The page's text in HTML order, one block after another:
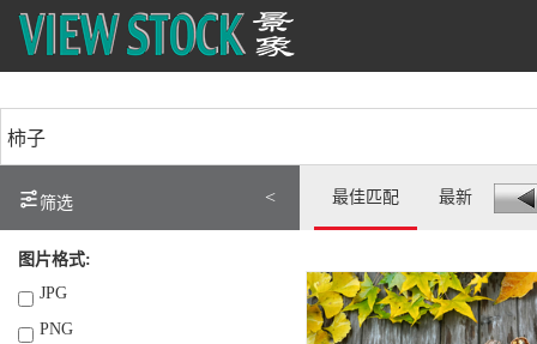
筛选 <
图片格式:
JPG
PNG
最佳匹配 最新